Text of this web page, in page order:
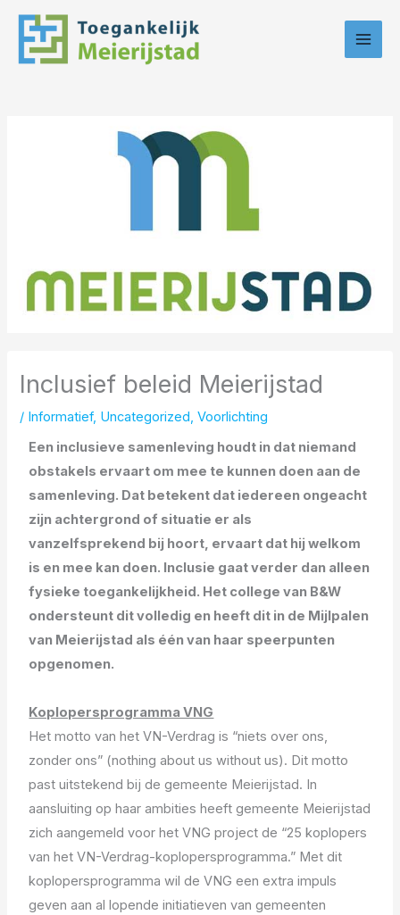
naar
Inclusief beleid Meierijstad
/ Informatief, Uncategorized,Voorlichting
Een inclusieve samenleving houdt in dat niemand
obstakels ervaart om mee te kunnen doen aan de
samenleving. Dat betekent dat iedereen ongeacht
zijn achtergrond of situatie er als
vanzelfsprekend bij hoort, ervaart dat hij welkom
is en mee kan doen. Inclusie gaat verder dan alleen
fysieke toegankelijkheid. Het college van B&W
ondersteunt dit volledig en heeft dit in de Mijlpalen
van Meierijstad als één van haar speerpunten
opgenomen.
Koplopersprogramma VNG
Het motto van het VN-Verdrag is “niets over ons,
zonder ons” (nothing about us without us). Dit motto
past uitstekend bij de gemeente Meierijstad. In
aansluiting op haar ambities heeft gemeente Meierijstad
zich aangemeld voor het VNG project de “25 koplopers
van het VN-Verdrag-koplopersprogramma.” Met dit
koplopersprogramma wil de VNG een extra impuls
geven aan al lopende initiatieven van gemeenten